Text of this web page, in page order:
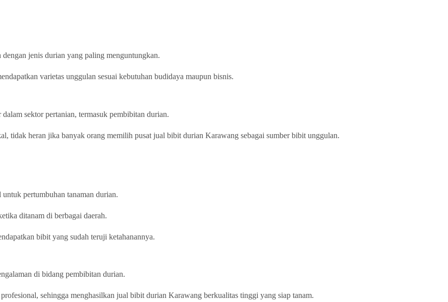
jenis durian yang paling menguntungkan.
varietas unggulan sesuai kebutuhan budidaya maupun bisnis.
sektor pertanian, termasuk pembibitan durian.
tidak heran jika banyak orang memilih pusat jual bibit durian Karawang sebagai sumber bibit unggulan.
pertumbuhan tanaman durian.
ditanam di berbagai daerah.
bibit yang sudah teruji ketahanannya.
di bidang pembibitan durian.
sehingga menghasilkan jual bibit durian Karawang berkualitas tinggi yang siap tanam.